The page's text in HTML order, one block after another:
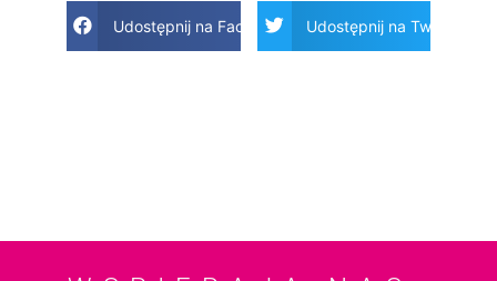
Udostępnij na Facebook Udostępnij na Twitter